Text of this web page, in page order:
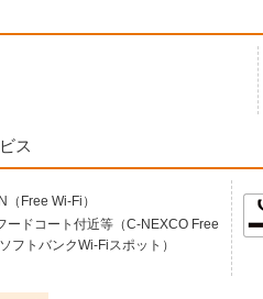
ス
（Free Wi-Fi）
ードコート付近等（C-NEXCO Free
フトバンクWi-Fiスポット）